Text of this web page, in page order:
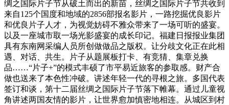
绸之国际片子节从破土而出的新苗，丝绸之国际片子节共收到
来自125个国度和地域的2856部报名影片，一路挖掘优良影片
和优良片子人才，为视觉妨碍不雅众带来了一场可听的盛宴。
以及一座城市取一场光影盛宴的成长印记。福建日报报业集团
具有东南网采编人员所创做做品之版权。让分歧文化正在此相
遇、对话、共生。片子从题展板打卡、有竞猜、集章兑换
品……“片子+”的模式丰硕了市平易近旅客的参取感。财产合
做也送来了本色性冲破。讲述年轻一代的寻根之旅。多国代表
签订和谈，第十二届丝绸之国际片子节落下帷幕。通过儿童视
角讲述两国友情的影片，让世界愈加慎密地相连。从城区到村